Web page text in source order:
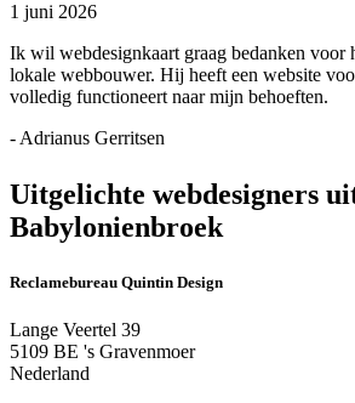
1 juni 2026
Ik wil webdesignkaart graag bedanken voor
lokale webbouwer. Hij heeft een website
volledig functioneert naar mijn behoeften.
- Adrianus Gerritsen
Uitgelichte webdesigners
Babylonienbroek
Reclamebureau Quintin Design
Lange Veertel 39
5109 BE 's Gravenmoer
Nederland